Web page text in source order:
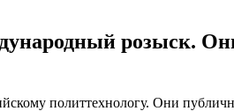
розыск.
политтехнологу. Они